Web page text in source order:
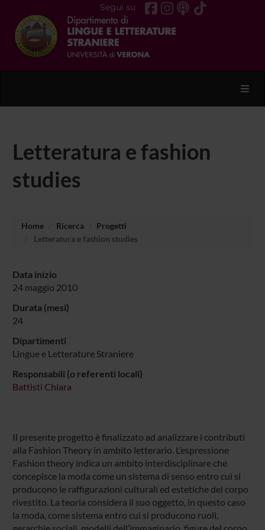
Segui su
Letteratura e fashion
studies
Home Ricerca
Progetti
Letteratura e fashion studies
Data inizio
24 maggio 2010
Durata (mesi)
24
Dipartimenti
Lingue e Letterature Straniere
Responsabili (o referenti locali)
Battisti Chiara
Il presente progetto è finalizzato ad analizzare i contributi
alla Fashion Theory in ambito letterario. L’espressione
Fashion theory indica un ambito interdisciplinare che
concepisce la moda come un sistema di senso entro cui si
producono le raffigurazioni culturali ed estetiche del corpo
rivestito. La teoria considera il suo oggetto, in questo caso
la moda, come sistema entro cui si producono ruoli,